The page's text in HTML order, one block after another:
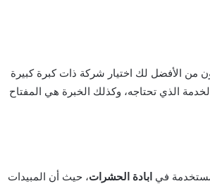
من الأفضل لك اختيار شركة ذات كبرة كبيرة
الذي تحتاجه، وكذلك الخبرة هي المفتاح
في ابادة الحشرات، حيث أن المبيدات